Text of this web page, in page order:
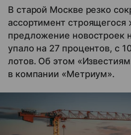
В старой Москве резко
ассортимент
предложение новостроек
упало на 27 процентов, с
лотов. Об этом
в компании «Метриум».